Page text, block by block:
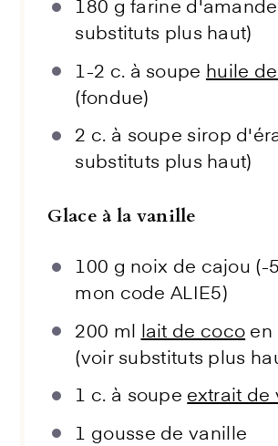
180 g farine
substituts plus haut)
1-2 c. à soupe huile
(fondue)
2 c. à soupe sirop
substituts plus haut)
Glace à la vanille
100 g noix de cajou (-
mon code ALIE5)
200 ml lait de coco en
(voir substituts plus
1 c. à soupe extrait de
1 gousse de vanille